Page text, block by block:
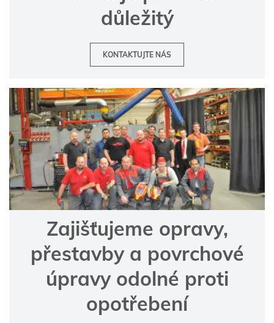
důležitý
KONTAKTUJTE NÁS
Zajišťujeme opravy,
přestavby a povrchové
úpravy odolné proti
opotřebení